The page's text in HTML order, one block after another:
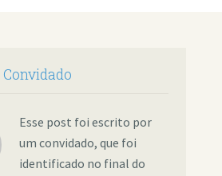
Convidado
Esse post foi escrito por
um convidado, que foi
identificado no final do